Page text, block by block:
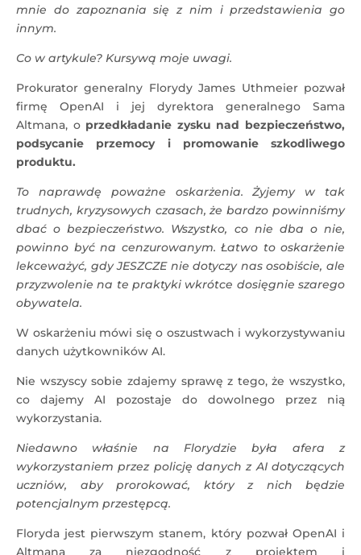
mnie do zapoznania się z nim i przedstawienia go
innym.
Co w artykule? Kursywą moje uwagi.
Prokurator generalny Florydy James Uthmeier pozwał
firmę OpenAI i jej dyrektora generalnego Sama
Altmana, o przedkładanie zysku nad bezpieczeństwo,
podsycanie przemocy i promowanie szkodliwego
produktu.
To naprawdę poważne oskarżenia. Żyjemy w tak
trudnych, kryzysowych czasach, że bardzo powinniśmy
dbać o bezpieczeństwo. Wszystko, co nie dba o nie,
powinno być na cenzurowanym. Łatwo to oskarżenie
lekceważyć, gdy JESZCZE nie dotyczy nas osobiście, ale
przyzwolenie na te praktyki wkrótce dosięgnie szarego
obywatela.
W oskarżeniu mówi się o oszustwach i wykorzystywaniu
danych użytkowników AI.
Nie wszyscy sobie zdajemy sprawę z tego, że wszystko,
co dajemy AI pozostaje do dowolnego przez nią
wykorzystania.
Niedawno właśnie na Florydzie była afera z
wykorzystaniem przez policję danych z AI dotyczących
uczniów, aby prorokować, który z nich będzie
potencjalnym przestępcą.
Floryda jest pierwszym stanem, który pozwał OpenAI i
Altmana za niezgodność z projektem i